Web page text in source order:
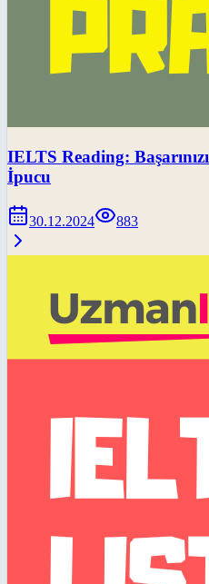
IELTS Reading:
İpucu
30.12.2024 883